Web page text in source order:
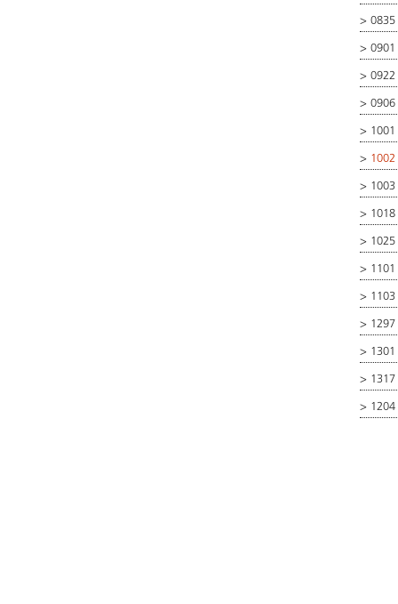
> 0835
> 0901
> 0922
> 0906
>
> 1002
>
>
>
>
> 1103
>
>
> 1317
> 1204